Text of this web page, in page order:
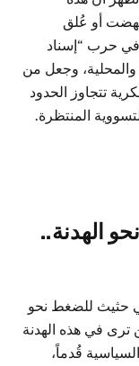
أو عُلق
في حرب “إسناد
والمحلية، وجعل من
تتجاوز الحدود
المنتظرة.
الهدنة..
حثيث للضغط نحو
ترى في هذه الهدنة
قُدماً،